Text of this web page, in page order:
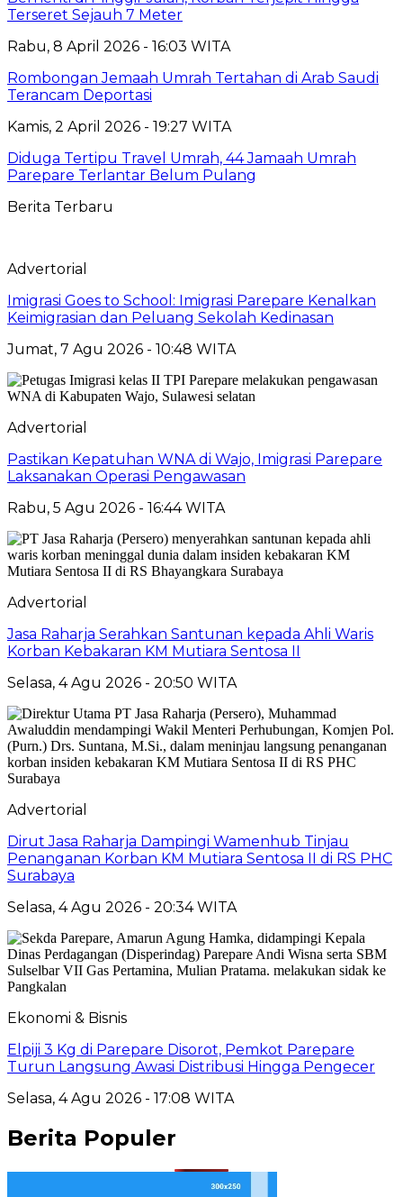
Terseret Sejauh 7 Meter
Rabu, 8 April 2026 - 16:03 WITA
Rombongan Jemaah Umrah Tertahan di Arab Saudi
Terancam Deportasi
Kamis, 2 April 2026 - 19:27 WITA
Diduga Tertipu Travel Umrah, 44 Jamaah Umrah
Parepare Terlantar Belum Pulang
Berita Terbaru
Advertorial
Imigrasi Goes to School: Imigrasi Parepare Kenalkan
Keimigrasian dan Peluang Sekolah Kedinasan
Jumat, 7 Agu 2026 - 10:48 WITA
Advertorial
Pastikan Kepatuhan WNA di Wajo, Imigrasi Parepare
Laksanakan Operasi Pengawasan
Rabu, 5 Agu 2026 - 16:44 WITA
Advertorial
Jasa Raharja Serahkan Santunan kepada Ahli Waris
Korban Kebakaran KM Mutiara Sentosa II
Selasa, 4 Agu 2026 - 20:50 WITA
Advertorial
Dirut Jasa Raharja Dampingi Wamenhub Tinjau
Penanganan Korban KM Mutiara Sentosa II di RS PHC
Surabaya
Selasa, 4 Agu 2026 - 20:34 WITA
Ekonomi & Bisnis
Elpiji 3 Kg di Parepare Disorot, Pemkot Parepare
Turun Langsung Awasi Distribusi Hingga Pengecer
Selasa, 4 Agu 2026 - 17:08 WITA
Berita Populer